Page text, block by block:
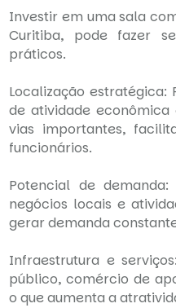
Investir em uma sala
Curitiba, pode fazer
práticos.
Localização
de atividade
vias importantes,
funcionários.
Potencial de
negócios locais e
gerar demanda
Infraestrutura e
público, comércio de
o que aumenta a